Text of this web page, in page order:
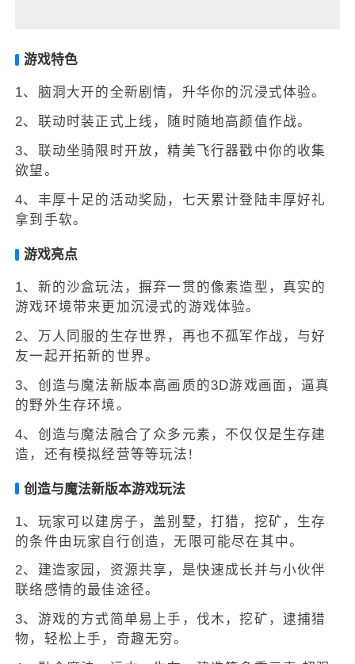
游戏特色
1、脑洞大开的全新剧情，升华你的沉浸式体验。
2、联动时装正式上线，随时随地高颜值作战。
3、联动坐骑限时开放，精美飞行器戳中你的收集
欲望。
4、丰厚十足的活动奖励，七天累计登陆丰厚好礼
拿到手软。
游戏亮点
1、新的沙盒玩法，摒弃一贯的像素造型，真实的
游戏环境带来更加沉浸式的游戏体验。
2、万人同服的生存世界，再也不孤军作战，与好
友一起开拓新的世界。
3、创造与魔法新版本高画质的3D游戏画面，逼真
的野外生存环境。
4、创造与魔法融合了众多元素，不仅仅是生存建
造，还有模拟经营等等玩法!
创造与魔法新版本游戏玩法
1、玩家可以建房子，盖别墅，打猎，挖矿，生存
的条件由玩家自行创造，无限可能尽在其中。
2、建造家园，资源共享，是快速成长并与小伙伴
联络感情的最佳途径。
3、游戏的方式简单易上手，伐木，挖矿，逮捕猎
物，轻松上手，奇趣无穷。